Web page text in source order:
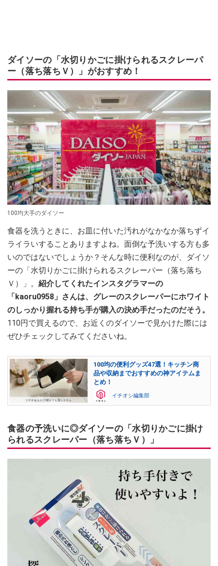
ダイソーの「水切りかごに掛けられるスクレーパ
ー（落ち落ちＶ）」がおすすめ！
100均大手のダイソー
食器を洗うときに、お皿に付いた汚れがなかなか落ちずイ
ライラいすることありますよね。面倒な予洗いする方も多
いのではないでしょうか？そんな時に便利なのが、ダイソ
ーの「水切りかごに掛けられるスクレーパー（落ち落ち
Ｖ）」。 紹介してくれたインスタグラマーの
「kaoru0958」さんは、グレーのスクレーパーにホワイト
のしっかり握れる持ち手が購入の決め手だったのだそう。
110円で買えるので、お近くのダイソーで見かけた際には
ぜひチェックしてみてくださいね。
100均の便利グッズ47選！キッチン商
品や収納までおすすめの神アイテムま
とめ！
イチオシ編集部
食器の予洗いに◎ダイソーの「水切りかごに掛け
られるスクレーパー（落ち落ちＶ）」